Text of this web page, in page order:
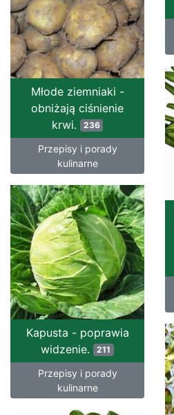
Młode ziemniaki -
obniżają ciśnienie
krwi.
236
Przepisy i porady
kulinarne
Kapusta - poprawia
widzenie. 211
Przepisy i porady
kulinarne